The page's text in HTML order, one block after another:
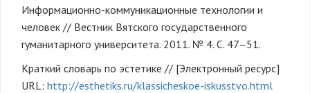
Информационно-коммуникационные технологии и
человек // Вестник Вятского государственного
гуманитарного университета. 2011. № 4. С. 47–51.
Краткий словарь по эстетике // [Электронный ресурс]
URL: http://esthetiks.ru/klassicheskoe-iskusstvo.html